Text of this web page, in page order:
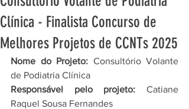
Clínica - Finalista Concurso de
Melhores Projetos de CCNTs 2025
Nome do Projeto: Consultório Volante
de Podiatria Clínica
Responsável pelo projeto: Catiane
Raquel Sousa Fernandes